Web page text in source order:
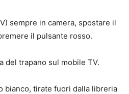
sempre in camera, spostare il
il pulsante rosso.
del trapano sul mobile TV.
bianco, tirate fuori dalla libreria